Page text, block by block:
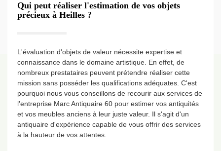
Qui peut réaliser l'estimation de vos objets
précieux à Heilles ?
L'évaluation d'objets de valeur nécessite expertise et
connaissance dans le domaine artistique. En effet, de
nombreux prestataires peuvent prétendre réaliser cette
mission sans posséder les qualifications adéquates. C'est
pourquoi nous vous conseillons de recourir aux services de
l'entreprise Marc Antiquaire 60 pour estimer vos antiquités
et vos meubles anciens à leur juste valeur. Il s'agit d'un
antiquaire d'expérience capable de vous offrir des services
à la hauteur de vos attentes.